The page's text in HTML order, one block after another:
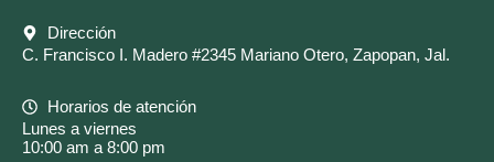
Dirección
C. Francisco I. Madero #2345 Mariano Otero, Zapopan, Jal.
Horarios de atención
Lunes a viernes
10:00 am a 8:00 pm